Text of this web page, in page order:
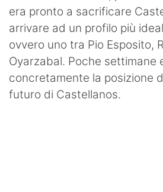
era pronto a sacrificare
arrivare ad un profilo più
ovvero uno tra Pio Esposito,
Oyarzabal. Poche settimane
concretamente la posizione
futuro di Castellanos.